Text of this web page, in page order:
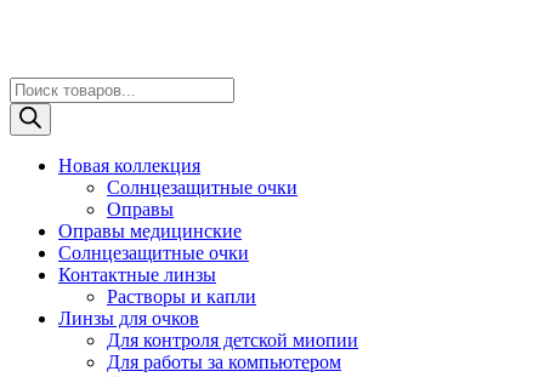
Поиск
товаров
Новая коллекция
Солнцезащитные очки
Оправы
Оправы медицинские
Солнцезащитные очки
Контактные линзы
Растворы и капли
Линзы для очков
Для контроля детской миопии
Для работы за компьютером